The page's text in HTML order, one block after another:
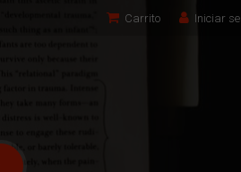
Carrito Iniciar